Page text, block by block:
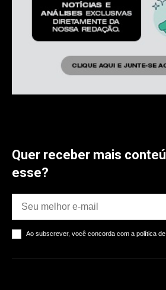
Quer receber mais
esse?
Ao subscrever, você concorda com a política